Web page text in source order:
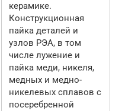
керамике.
Конструкционная
пайка деталей и
узлов РЭА, в том
числе лужение и
пайка меди, никеля,
медных и медно-
никелевых сплавов с
посеребренной